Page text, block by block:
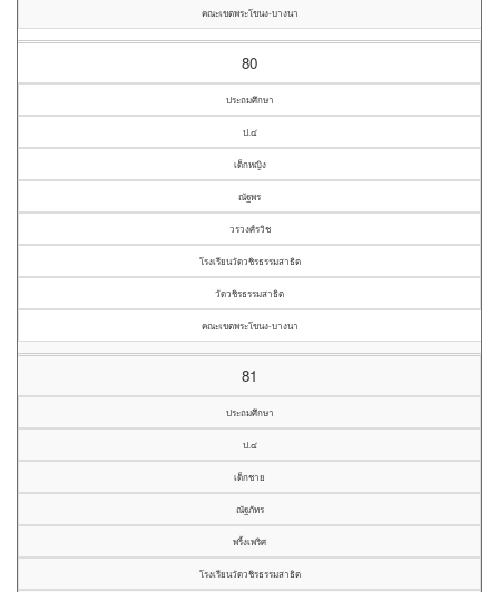
คณะเขตพระโขนง-บางนา
80
ประถมศึกษา
ป.๔
เด็กหญิง
ณัฐพร
วรวงศ์รวิช
โรงเรียนวัดวชิรธรรมสาธิต
วัดวชิรธรรมสาธิต
คณะเขตพระโขนง-บางนา
81
ประถมศึกษา
ป.๔
เด็กชาย
ณัฐภัทร
พริ้งเพริศ
โรงเรียนวัดวชิรธรรมสาธิต